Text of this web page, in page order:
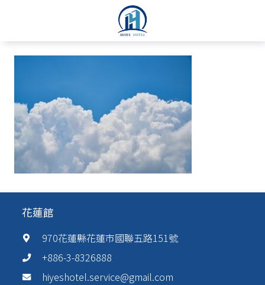
花蓮館
970花蓮縣花蓮市國聯五路151號
+886-3-8326888
hiyeshotel.service@gmail.com